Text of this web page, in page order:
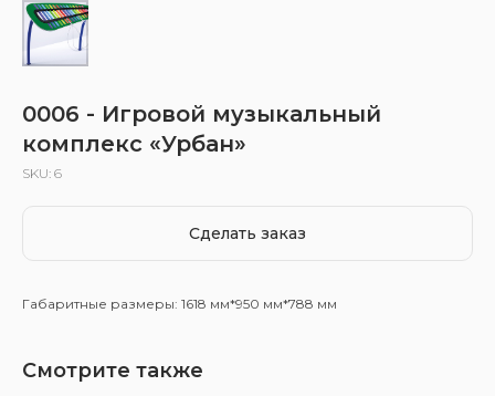
0006 - Игровой музыкальный
комплекс «Урбан»
SKU: 6
Сделать заказ
Габаритные размеры: 1618 мм*950 мм*788 мм
Смотрите также